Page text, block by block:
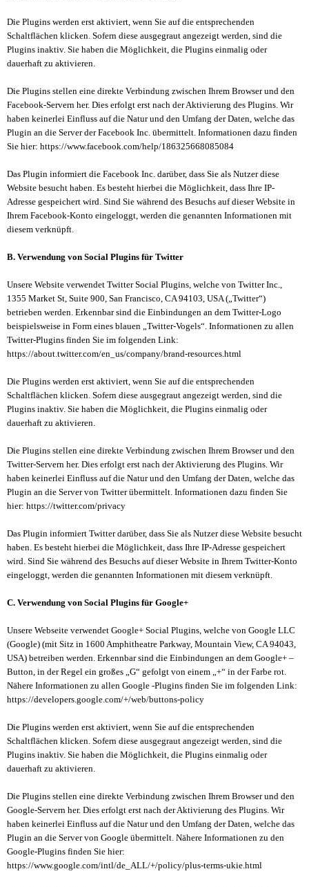
Die Plugins werden erst aktiviert, wenn Sie auf die entsprechenden
Schaltflächen klicken. Sofern diese ausgegraut angezeigt werden, sind die
Plugins inaktiv. Sie haben die Möglichkeit, die Plugins einmalig oder
dauerhaft zu aktivieren.
Die Plugins stellen eine direkte Verbindung zwischen Ihrem Browser und den
Facebook-Servern her. Dies erfolgt erst nach der Aktivierung des Plugins. Wir
haben keinerlei Einfluss auf die Natur und den Umfang der Daten, welche das
Plugin an die Server der Facebook Inc. übermittelt. Informationen dazu finden
Sie hier: https://www.facebook.com/help/186325668085084
Das Plugin informiert die Facebook Inc. darüber, dass Sie als Nutzer diese
Website besucht haben. Es besteht hierbei die Möglichkeit, dass Ihre IP-
Adresse gespeichert wird. Sind Sie während des Besuchs auf dieser Website in
Ihrem Facebook-Konto eingeloggt, werden die genannten Informationen mit
diesem verknüpft.
B. Verwendung von Social Plugins für Twitter
Unsere Website verwendet Twitter Social Plugins, welche von Twitter Inc.,
1355 Market St, Suite 900, San Francisco, CA 94103, USA („Twitter“)
betrieben werden. Erkennbar sind die Einbindungen an dem Twitter-Logo
beispielsweise in Form eines blauen „Twitter-Vogels“. Informationen zu allen
Twitter-Plugins finden Sie im folgenden Link:
https://about.twitter.com/en_us/company/brand-resources.html
Die Plugins werden erst aktiviert, wenn Sie auf die entsprechenden
Schaltflächen klicken. Sofern diese ausgegraut angezeigt werden, sind die
Plugins inaktiv. Sie haben die Möglichkeit, die Plugins einmalig oder
dauerhaft zu aktivieren.
Die Plugins stellen eine direkte Verbindung zwischen Ihrem Browser und den
Twitter-Servern her. Dies erfolgt erst nach der Aktivierung des Plugins. Wir
haben keinerlei Einfluss auf die Natur und den Umfang der Daten, welche das
Plugin an die Server von Twitter übermittelt. Informationen dazu finden Sie
hier: https://twitter.com/privacy
Das Plugin informiert Twitter darüber, dass Sie als Nutzer diese Website besucht
haben. Es besteht hierbei die Möglichkeit, dass Ihre IP-Adresse gespeichert
wird. Sind Sie während des Besuchs auf dieser Website in Ihrem Twitter-Konto
eingeloggt, werden die genannten Informationen mit diesem verknüpft.
C. Verwendung von Social Plugins für Google+
Unsere Webseite verwendet Google+ Social Plugins, welche von Google LLC
(Google) (mit Sitz in 1600 Amphitheatre Parkway, Mountain View, CA 94043,
USA) betreiben werden. Erkennbar sind die Einbindungen an dem Google+ –
Button, in der Regel ein großes „G“ gefolgt von einem „+“ in der Farbe rot.
Nähere Informationen zu allen Google -Plugins finden Sie im folgenden Link:
https://developers.google.com/+/web/buttons-policy
Die Plugins werden erst aktiviert, wenn Sie auf die entsprechenden
Schaltflächen klicken. Sofern diese ausgegraut angezeigt werden, sind die
Plugins inaktiv. Sie haben die Möglichkeit, die Plugins einmalig oder
dauerhaft zu aktivieren.
Die Plugins stellen eine direkte Verbindung zwischen Ihrem Browser und den
Google-Servern her. Dies erfolgt erst nach der Aktivierung des Plugins. Wir
haben keinerlei Einfluss auf die Natur und den Umfang der Daten, welche das
Plugin an die Server von Google übermittelt. Nähere Informationen zu den
Google-Plugins finden Sie hier:
https://www.google.com/intl/de_ALL/+/policy/plus-terms-ukie.html